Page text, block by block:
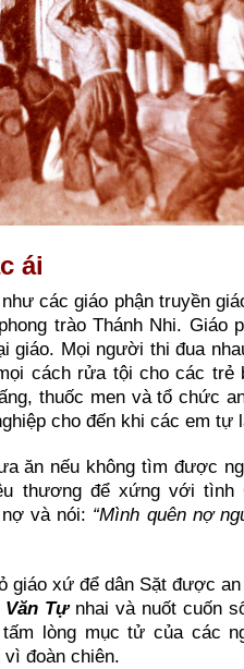
ái
các giáo phận truyền
trào Thánh Nhi. Giáo
giáo. Mọi người thi đua
cách rửa tội cho các trẻ
thuốc men và tổ chức
cho đến khi các em tự
ăn nếu không tìm được
thương để xứng với tình
và nói: “Mình quên nợ
giáo xứ để dân Sặt được an
Văn Tựnhai và nuốt cuốn
lòng mục tử của các
vì đoàn chiên.